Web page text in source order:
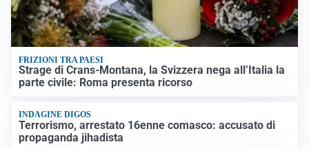
FRIZIONI TRA PAESI
Strage di Crans-Montana, la Svizzera nega all’Italia la
parte civile: Roma presenta ricorso
INDAGINE DIGOS
Terrorismo, arrestato 16enne comasco: accusato di
propaganda jihadista